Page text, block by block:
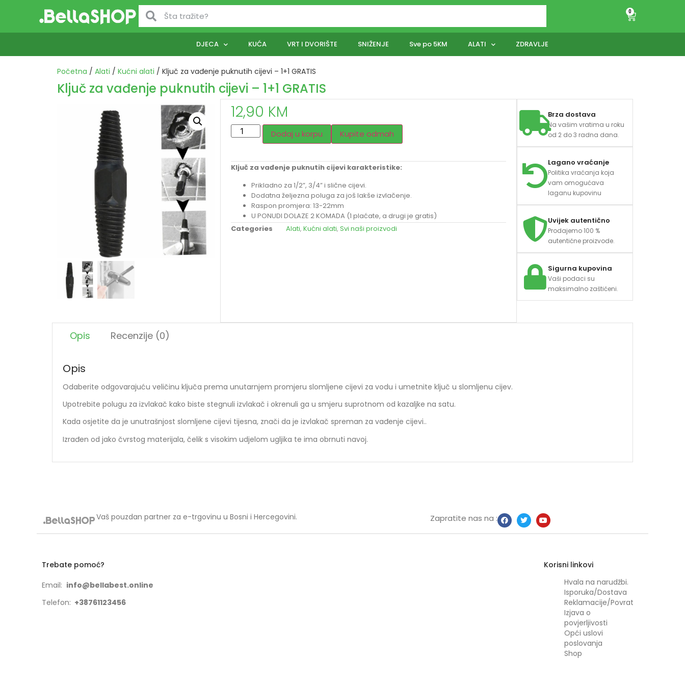
0
DJECA KUĆA VRT I DVORIŠTE SNIŽENJE Sve po 5KM ALATI ZDRAVLJE
Početna / Alati / Kućni alati / Ključ za vađenje puknutih cijevi – 1+1 GRATIS
Ključ za vađenje puknutih cijevi – 1+1 GRATIS
12,90 KM
Dodaj u korpu Kupite odmah
Ključ za vađenje puknutih cijevi karakteristike:
Prikladno za 1/2”, 3/4” i slične cijevi.
Dodatna željezna poluga za još lakše izvlačenje.
Raspon promjera: 13-22mm
U PONUDI DOLAZE 2 KOMADA (1 plaćate, a drugi je gratis)
Categories
Alati, Kućni alati, Svi naši proizvodi
Brza dostava
Na vašim vratima u roku
od 2 do 3 radna dana.
Lagano vraćanje
Politika vraćanja koja
vam omogućava
laganu kupovinu
Uvijek autentično
Prodajemo 100 %
autentične proizvode.
Sigurna kupovina
Vaši podaci su
maksimalno zaštićeni.
Opis Recenzije (0)
Opis
Odaberite odgovarajuću veličinu ključa prema unutarnjem promjeru slomljene cijevi za vodu i umetnite ključ u slomljenu cijev.
Upotrebite polugu za izvlakač kako biste stegnuli izvlakač i okrenuli ga u smjeru suprotnom od kazaljke na satu.
Kada osjetite da je unutrašnjost slomljene cijevi tijesna, znači da je izvlakač spreman za vađenje cijevi..
Izrađen od jako čvrstog materijala, čelik s visokim udjelom ugljika te ima obrnuti navoj.
Vaš pouzdan partner za e-trgovinu u Bosni i Hercegovini. Zapratite nas na :
Trebate pomoć?
Email: info@bellabest.online
Telefon: +38761123456
Korisni linkovi
Hvala na narudžbi.
Isporuka/Dostava
Reklamacije/Povrat
Izjava o
povjerljivosti
Opći uslovi
poslovanja
Shop